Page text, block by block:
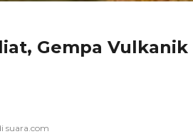
Gempa Vulkanik